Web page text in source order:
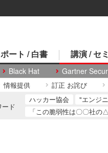
ート / 白書 講演 / セ
Black Hat Gartner
情報提供 訂正 お詫び
ド
ハッカー協会 "エンジ
「この脆弱性は〇〇社の